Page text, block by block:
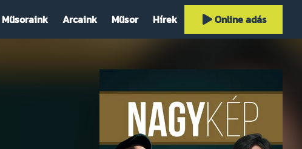
Műsoraink Arcaink Műsor Hírek Online adás